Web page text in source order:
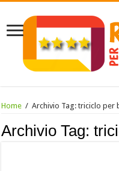
Home / Archivio Tag:triciclo per
Archivio Tag: